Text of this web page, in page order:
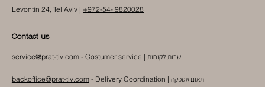
Levontin 24, Tel Aviv | +972-54- 9820028
Contact us
service@prat-tlv.com- Costumer service | שרות לקוחות
backoffice@prat-tlv.com- Delivery Coordination | תאום אספקה